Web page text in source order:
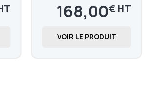
168,00€
€
VOIR LE PRODUIT